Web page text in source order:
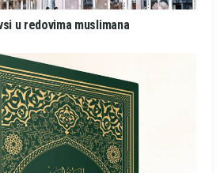
u redovima muslimana